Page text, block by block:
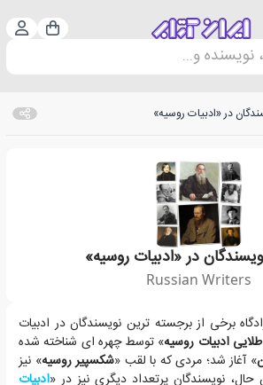
سبد
و...
در «ادبیات روسیه»
در «ادبیات روسیه»
Russian Writers
روسیه» ظهور کرده اند که ایده های ژرف،
برخی از برجسته ترین نویسندگان در ادبیات
ادبیات روسیه» توسط چهره ای شناخته شده
» آغاز شد؛ مردی که با لقب «شکسپیر روسیه» نیز
نویسندگان پرتعداد دیگری نیز در «ادبیات